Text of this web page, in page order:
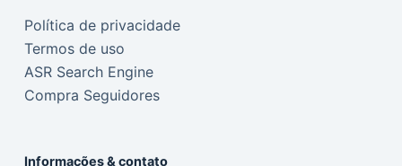
Política de privacidade
Termos de uso
ASR Search Engine
Compra Seguidores
Informações & contato